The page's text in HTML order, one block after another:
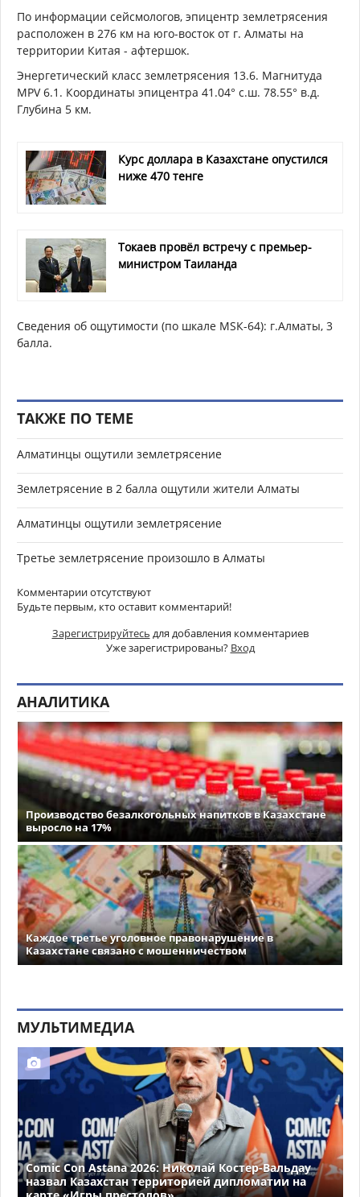
По информации сейсмологов, эпицентр землетрясения
расположен в 276 км на юго-восток от г. Алматы на
территории Китая - афтершок.
Энергетический класс землетрясения 13.6. Магнитуда
MPV 6.1. Координаты эпицентра 41.04° с.ш. 78.55° в.д.
Глубина 5 км.
Курс доллара в Казахстане опустился
ниже 470 тенге
Токаев провёл встречу с премьер-
министром Таиланда
Сведения об ощутимости (по шкале МSК-64): г.Алматы, 3
балла.
ТАКЖЕ ПО ТЕМЕ
Алматинцы ощутили землетрясение
Землетрясение в 2 балла ощутили жители Алматы
Алматинцы ощутили землетрясение
Третье землетрясение произошло в Алматы
Комментарии отсутствуют
Будьте первым, кто оставит комментарий!
Зарегистрируйтесь для добавления комментариев
Уже зарегистрированы? Вход
АНАЛИТИКА
Производство безалкогольных напитков в Казахстане
выросло на 17%
Каждое третье уголовное правонарушение в
Казахстане связано с мошенничеством
МУЛЬТИМЕДИА
Comic Con Astana 2026: Николай Костер-Вальдау
назвал Казахстан территорией дипломатии на